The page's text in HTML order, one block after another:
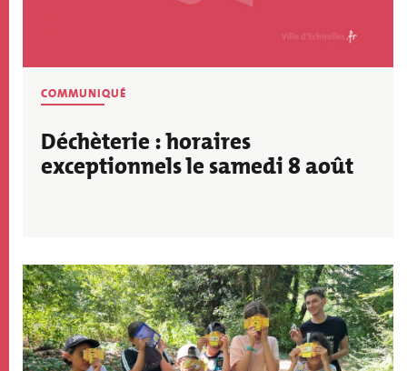
THÉMATIQUE
COMMUNIQUÉ
Déchèterie : horaires
exceptionnels le samedi 8 août
Image